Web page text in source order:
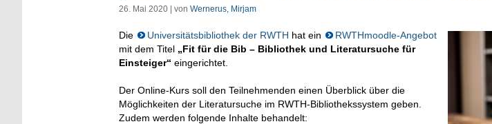
26. Mai 2020 | von Wernerus, Mirjam
Die Universitätsbibliothek der RWTH hat ein
RWTHmoodle-Angebot
mit dem Titel „Fit für die Bib – Bibliothek und Literatursuche für
Einsteiger“ eingerichtet.
Der Online-Kurs soll den Teilnehmenden einen Überblick über die
Möglichkeiten der Literatursuche im RWTH-Bibliothekssystem geben.
Zudem werden folgende Inhalte behandelt: